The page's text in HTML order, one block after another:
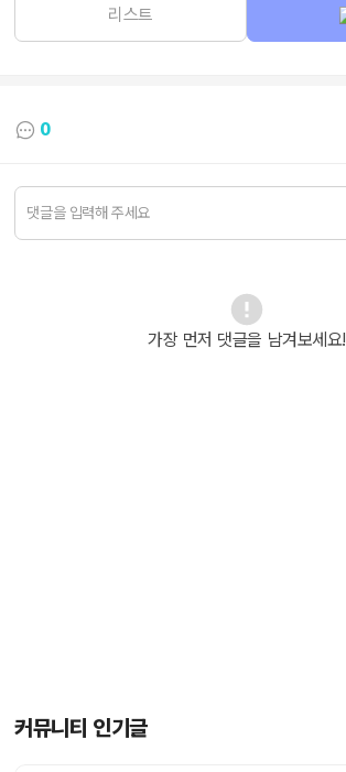
리스트
0
가장 먼저 댓글을 남겨보세요!
커뮤니티 인기글